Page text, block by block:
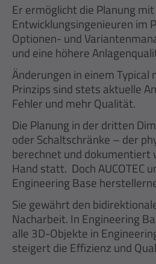
Er ermöglicht die Planung
Entwicklungsingenieuren im
Optionen- und
und eine höhere
Änderungen in einem
Prinzips sind stets aktuelle
Fehler und mehr Qualität.
Die Planung in der dritten
oder Schaltschränke – der
berechnet und dokumentiert
Hand statt. Doch AUCOTEC
Engineering Base
Sie gewährt den
Nacharbeit. In Engineering
alle 3D-Objekte in
steigert die Effizienz und